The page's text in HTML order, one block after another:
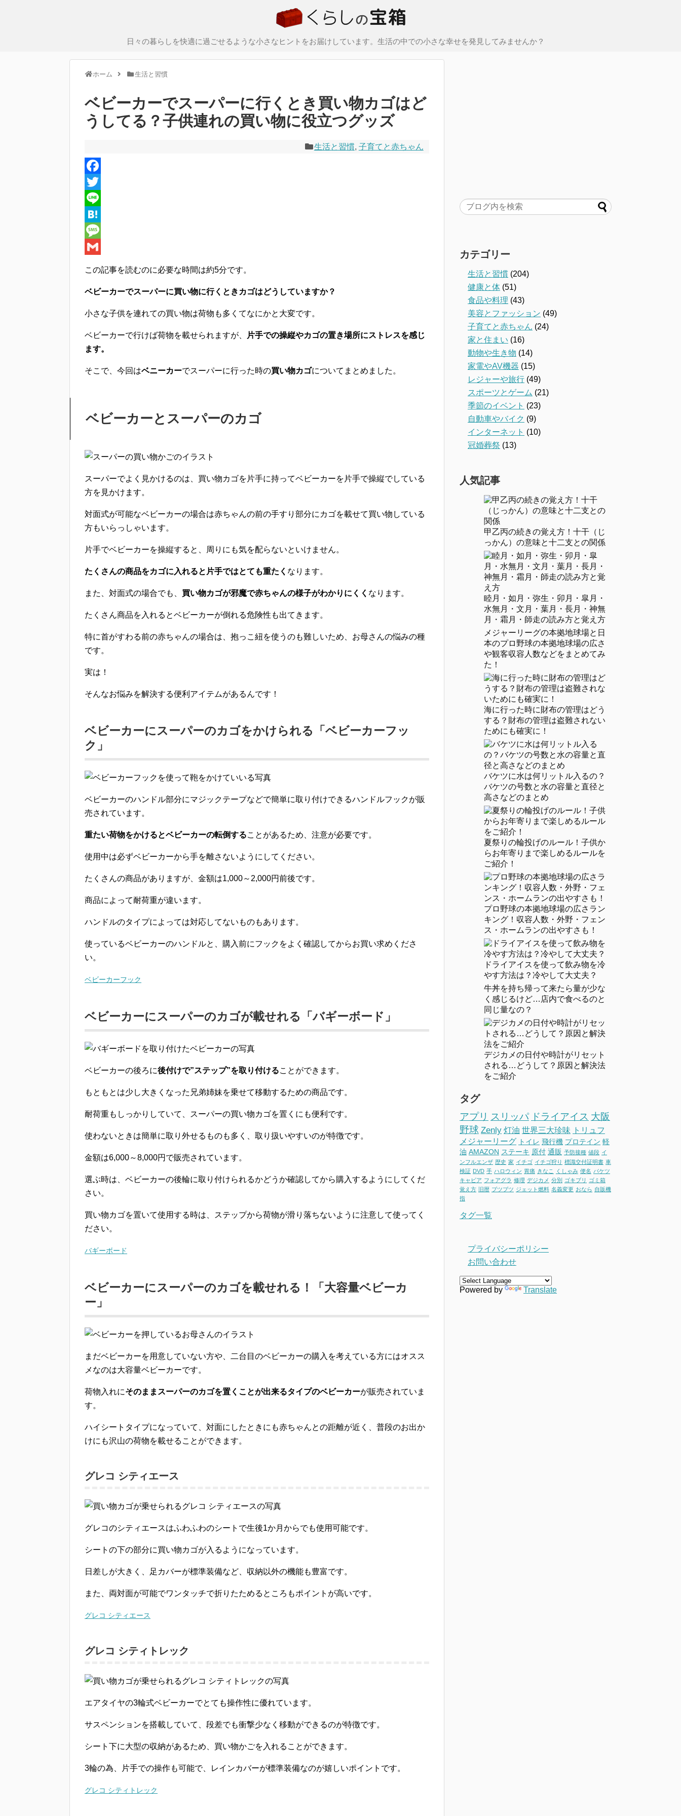
日々の暮らしを快適に過ごせるような小さなヒントをお届けしています。生活の中での小さな幸せを発見してみませんか？
ホーム 生活と習慣
ベビーカーでスーパーに行くとき買い物カゴはど
うしてる？子供連れの買い物に役立つグッズ
生活と習慣, 子育てと赤ちゃん
F
a
e
b
k
T
w
i
r
i
n
H
a
n
a
M
s
a
e
a
i
この記事を読むのに必要な時間は約5分です。
ベビーカーでスーパーに買い物に行くときカゴはどうしていますか？
小さな子供を連れての買い物は荷物も多くてなにかと大変です。
ベビーカーで行けば荷物を載せられますが、
片手での操縦やカゴの置き場所にストレスを感じ
ます。
そこで、今回はベニーカーでスーパーに行った時の買い物カゴについてまとめました。
ベビーカーとスーパーのカゴ
スーパーでよく見かけるのは、 買い物カゴを片手に持ってベビーカーを片手で操縦でしている
方を見かけます。
対面式が可能なベビーカーの場合は赤ちゃんの前の手すり部分にカゴを載せて買い物している
方もいらっしゃいます。
片手でベビーカーを操縦すると、周りにも気を配らないといけません。
たくさんの商品をカゴに入れると片手ではとても重たく なります。
また、対面式の場合でも、 買い物カゴが邪魔で赤ちゃんの様子がわかりにくく なります。
たくさん商品を入れるとベビーカーが倒れる危険性も出てきます。
特に首がすわる前の赤ちゃんの場合は、抱っこ紐を使うのも難しいため、お母さんの悩みの種
です。
実は！
そんなお悩みを解決する便利アイテムがあるんです！
ベビーカーにスーパーのカゴをかけられる「ベビーカーフッ
ク」
ベビーカーのハンドル部分にマジックテープなどで簡単に取り付けできるハンドルフックが販
売されています。
重たい荷物をかけるとベビーカーの転倒することがあるため、注意が必要です。
使用中は必ずベビーカーから手を離さないようにしてください。
たくさんの商品がありますが、金額は1,000～2,000円前後です。
商品によって耐荷重が違います。
ハンドルのタイプによっては対応してないものもあります。
使っているベビーカーのハンドルと、購入前にフックをよく確認してからお買い求めくださ
い。
ベビーカーフック
ベビーカーにスーパーのカゴが載せれる「バギーボード」
ベビーカーの後ろに後付けで”ステップ”を取り付けることができます。
もともとは少し大きくなった兄弟姉妹を乗せて移動するための商品です。
耐荷重もしっかりしていて、 スーパーの買い物カゴを置くにも便利 です。
使わないときは簡単に取り外せるものも多く、取り扱いやすいのが特徴です。
金額は6,000～8,000円で販売されています。
選ぶ時は、ベビーカーの後輪に取り付けられるかどうか確認してから購入するようにしてくだ
さい。
買い物カゴを置いて使用する時は、ステップから荷物が滑り落ちないように注意して使ってく
ださい。
バギーボード
ベビーカーにスーパーのカゴを載せれる！「大容量ベビーカ
ー」
まだベビーカーを用意していない方や、二台目のベビーカーの購入を考えている方にはオスス
メなのは大容量ベビーカーです。
荷物入れにそのままスーパーのカゴを置くことが出来るタイプのベビーカーが販売されていま
す。
ハイシートタイプになっていて、対面にしたときにも赤ちゃんとの距離が近く、普段のお出か
けにも沢山の荷物を載せることができます。
グレコ シティエース
グレコのシティエースはふわふわのシートで生後1か月からでも使用可能です。
シートの下の部分に買い物カゴが入る ようになっています。
日差しが大きく、足カバーが標準装備など、収納以外の機能も豊富です。
また、両対面が可能でワンタッチで折りたためるところもポイントが高いです。
グレコ シティエース
グレコ シティトレック
エアタイヤの3輪式ベビーカーでとても操作性に優れています。
サスペンションを搭載していて、段差でも衝撃少なく移動ができるのが特徴です。
シート下に大型の収納があるため、買い物かごを入れることができます。
3輪の為、片手での操作も可能で、レインカバーが標準装備なのが嬉しいポイントです。
グレコ シティトレック
カテゴリー
生活と習慣 (204)
健康と体 (51)
食品や料理 (43)
美容とファッション (49)
子育てと赤ちゃん (24)
家と住まい (16)
動物や生き物 (14)
家電やAV機器 (15)
レジャーや旅行 (49)
スポーツとゲーム (21)
季節のイベント (23)
自動車やバイク (9)
インターネット (10)
冠婚葬祭 (13)
人気記事
甲乙丙の続きの覚え方！十干（じ
っかん）の意味と十二支との関係
睦月・如月・弥生・卯月・皐月・
水無月・文月・葉月・長月・神無
月・霜月・師走の読み方と覚え方
メジャーリーグの本拠地球場と日
本のプロ野球の本拠地球場の広さ
や観客収容人数などをまとめてみ
た！
海に行った時に財布の管理はどう
する？財布の管理は盗難されない
ためにも確実に！
バケツに水は何リットル入るの？
バケツの号数と水の容量と直径と
高さなどのまとめ
夏祭りの輪投げのルール！子供か
らお年寄りまで楽しめるルールを
ご紹介！
プロ野球の本拠地球場の広さラン
キング！収容人数・外野・フェン
ス・ホームランの出やすさも！
ドライアイスを使って飲み物を冷
やす方法は？冷やして大丈夫？
牛丼を持ち帰って来たら量が少な
く感じるけど…店内で食べるのと
同じ量なの？
デジカメの日付や時計がリセット
される…どうして？原因と解決法
をご紹介
タグ
アプリ スリッパ ドライアイス 大阪
野球 Zenly 灯油 世界三大珍味
トリュフ
メジャーリーグ
トイレ 飛行機 プロテイン 軽
油 AMAZON ステーキ 原付 通販 予防接種 値段 イ
ンフルエンザ 歴史 家 イチゴ イチゴ狩り 標識交付証明書 車
検証 DVD 手 ハロウィン 胃痛 きなこ くしゃみ 便名 バケツ
キャビア フォアグラ 修理 デジカメ 分別 ゴキブリ
ゴミ箱
覚え方
旧暦 ブツブツ ジェット燃料 名義変更 おなら 自販機
指
タグ一覧
プライバシーポリシー
お問い合わせ
Powered by Translate